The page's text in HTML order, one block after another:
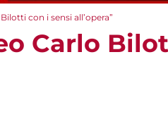
con i sensi all’opera”
Carlo